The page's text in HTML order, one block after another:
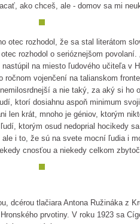
ako chceš, ale - domov sa mi
otec rozhodol, že sa stal literátom
rozhodol o serióznejšom
na miesto ľudového učiteľa v
ročnom vojenčení na talianskom
a nie taký, za aký si ho
ktorí dosiahnu aspoň minimum
len krát, mnoho je géniov, ktorým
ktorým osud nedoprial hocikedy
i to, že sú na svete mocní ľudia i
cnosťou a niekedy celkom
dcérou tlačiara Antona Ružináka z
prvotiny. V roku 1923 sa